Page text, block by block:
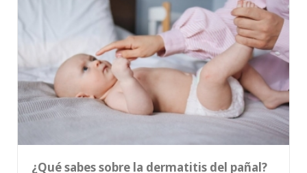
¿Qué sabes sobre la dermatitis del pañal?